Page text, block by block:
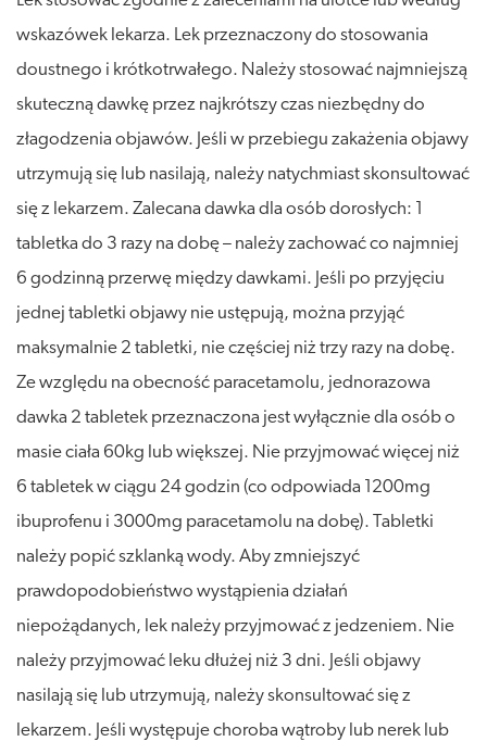
wskazówek lekarza. Lek przeznaczony do stosowania
doustnego i krótkotrwałego. Należy stosować najmniejszą
skuteczną dawkę przez najkrótszy czas niezbędny do
złagodzenia objawów. Jeśli w przebiegu zakażenia objawy
utrzymują się lub nasilają, należy natychmiast skonsultować
się z lekarzem. Zalecana dawka dla osób dorosłych: 1
tabletka do 3 razy na dobę – należy zachować co najmniej
6 godzinną przerwę między dawkami. Jeśli po przyjęciu
jednej tabletki objawy nie ustępują, można przyjąć
maksymalnie 2 tabletki, nie częściej niż trzy razy na dobę.
Ze względu na obecność paracetamolu, jednorazowa
dawka 2 tabletek przeznaczona jest wyłącznie dla osób o
masie ciała 60kg lub większej. Nie przyjmować więcej niż
6 tabletek w ciągu 24 godzin (co odpowiada 1200mg
ibuprofenu i 3000mg paracetamolu na dobę). Tabletki
należy popić szklanką wody. Aby zmniejszyć
prawdopodobieństwo wystąpienia działań
niepożądanych, lek należy przyjmować z jedzeniem. Nie
należy przyjmować leku dłużej niż 3 dni. Jeśli objawy
nasilają się lub utrzymują, należy skonsultować się z
lekarzem. Jeśli występuje choroba wątroby lub nerek lub